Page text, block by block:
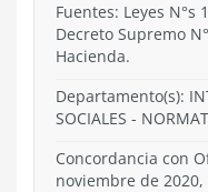
Fuentes: Leyes N°s
Decreto Supremo
Hacienda.
Departamento(s):
SOCIALES -
Concordancia con
noviembre de